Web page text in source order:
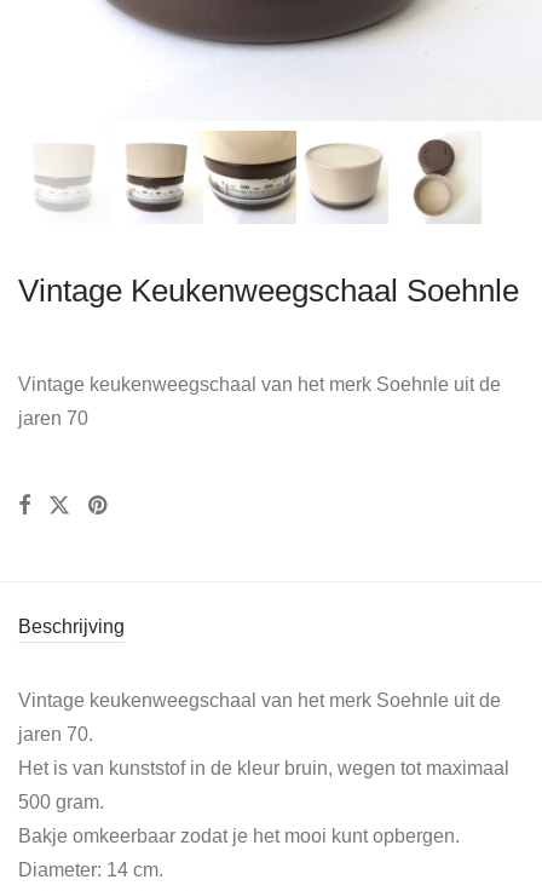
Vintage Keukenweegschaal Soehnle
Vintage keukenweegschaal van het merk Soehnle uit de
jaren 70
Beschrijving
Vintage keukenweegschaal van het merk Soehnle uit de
jaren 70.
Het is van kunststof in de kleur bruin, wegen tot maximaal
500 gram.
Bakje omkeerbaar zodat je het mooi kunt opbergen.
Diameter: 14 cm.